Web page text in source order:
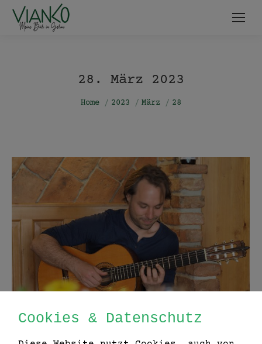
28. März 2023
You are here:
Home 2023 März 28
Cookies & Datenschutz